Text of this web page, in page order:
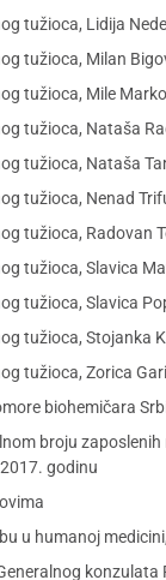
tužioca, Lidija
tužioca, Milan
tužioca, Mile
tužioca, Nataša
tužioca, Nataša
tužioca, Nenad
tužioca, Radovan
tužioca, Slavica
tužioca, Slavica
tužioca, Stojanka
tužioca, Zorica
biohemičara
broju
godinu
u humanoj
konzulata